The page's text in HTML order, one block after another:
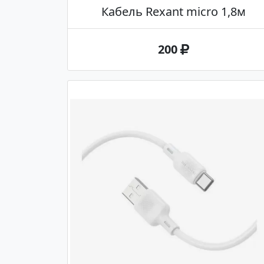
Кабель Rexant micro 1,8м
200